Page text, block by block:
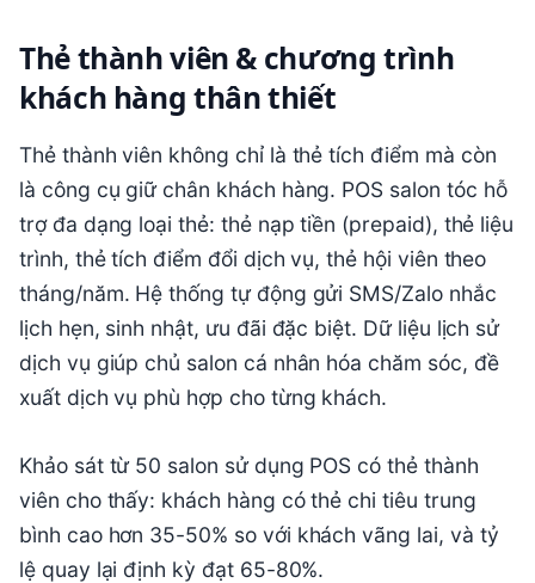
Thẻ thành viên & chương trình
khách hàng thân thiết
Thẻ thành viên không chỉ là thẻ tích điểm mà còn
là công cụ giữ chân khách hàng. POS salon tóc hỗ
trợ đa dạng loại thẻ: thẻ nạp tiền (prepaid), thẻ liệu
trình, thẻ tích điểm đổi dịch vụ, thẻ hội viên theo
tháng/năm. Hệ thống tự động gửi SMS/Zalo nhắc
lịch hẹn, sinh nhật, ưu đãi đặc biệt. Dữ liệu lịch sử
dịch vụ giúp chủ salon cá nhân hóa chăm sóc, đề
xuất dịch vụ phù hợp cho từng khách.
Khảo sát từ 50 salon sử dụng POS có thẻ thành
viên cho thấy: khách hàng có thẻ chi tiêu trung
bình cao hơn 35-50% so với khách vãng lai, và tỷ
lệ quay lại định kỳ đạt 65-80%.